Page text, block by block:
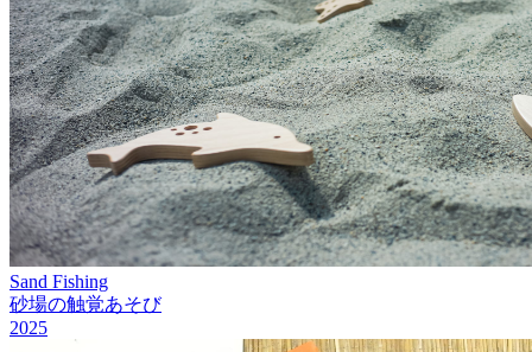
Sand Fishing
砂場の触覚あそび
2025